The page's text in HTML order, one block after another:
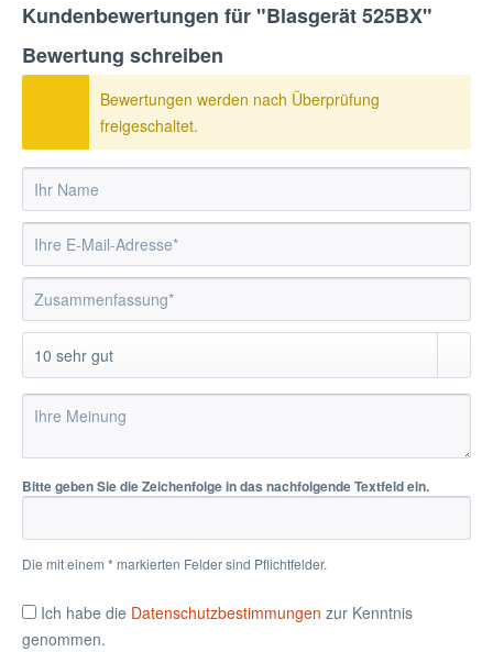
Kundenbewertungen für "Blasgerät 525BX"
Bewertung schreiben
Bewertungen werden nach Überprüfung
freigeschaltet.
Bitte geben Sie die Zeichenfolge in das nachfolgende Textfeld ein.
Die mit einem * markierten Felder sind Pflichtfelder.
Ich habe die Datenschutzbestimmungen zur Kenntnis
genommen.